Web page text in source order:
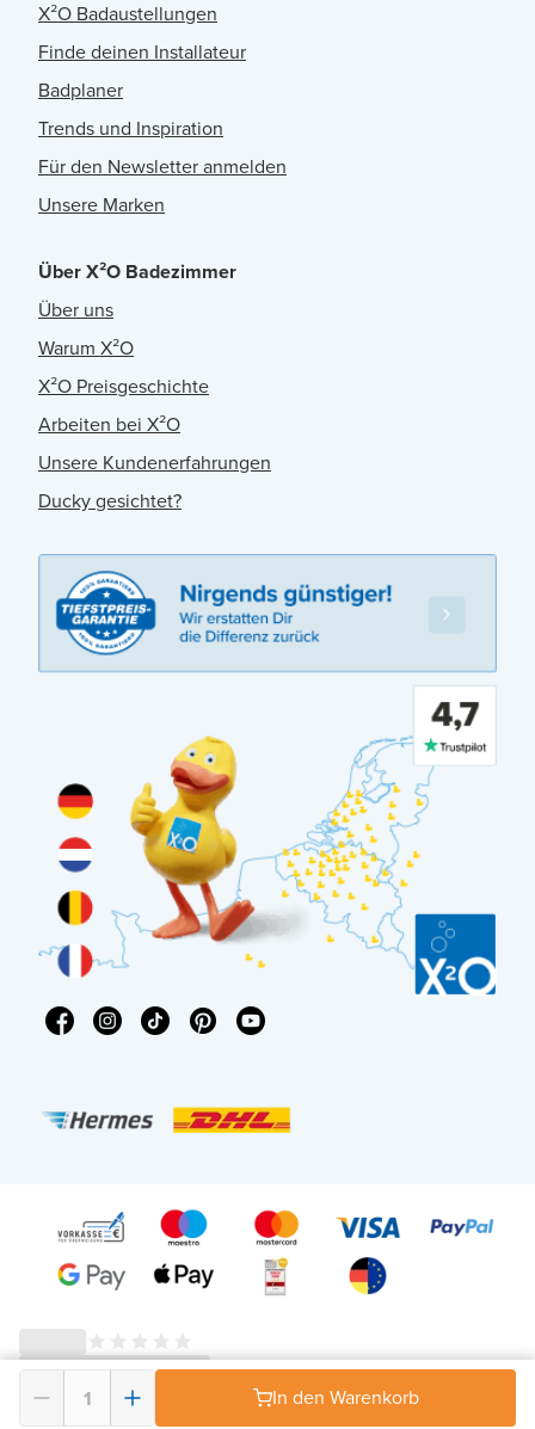
In den Warenkorb
X²O Badaustellungen
Finde deinen Installateur
Badplaner
Trends und Inspiration
Für den Newsletter anmelden
Unsere Marken
Über X²O Badezimmer
Über uns
Warum X²O
X²O Preisgeschichte
Arbeiten bei X²O
Unsere Kundenerfahrungen
Ducky gesichtet?
© 2026 - X²O Badezimmer – USt-IdNr: DE343506152 -AGB Widerrufsrecht